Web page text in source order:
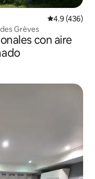
Calificación
4.9 (436)
Grèves
con aire